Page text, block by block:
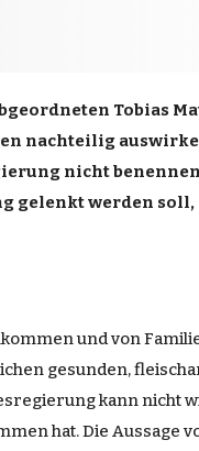
Tobias
nachteilig
nicht
gelenkt werden soll,
und von
gesunden,
kann nicht
hat. Die Aussage